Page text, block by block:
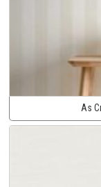
As